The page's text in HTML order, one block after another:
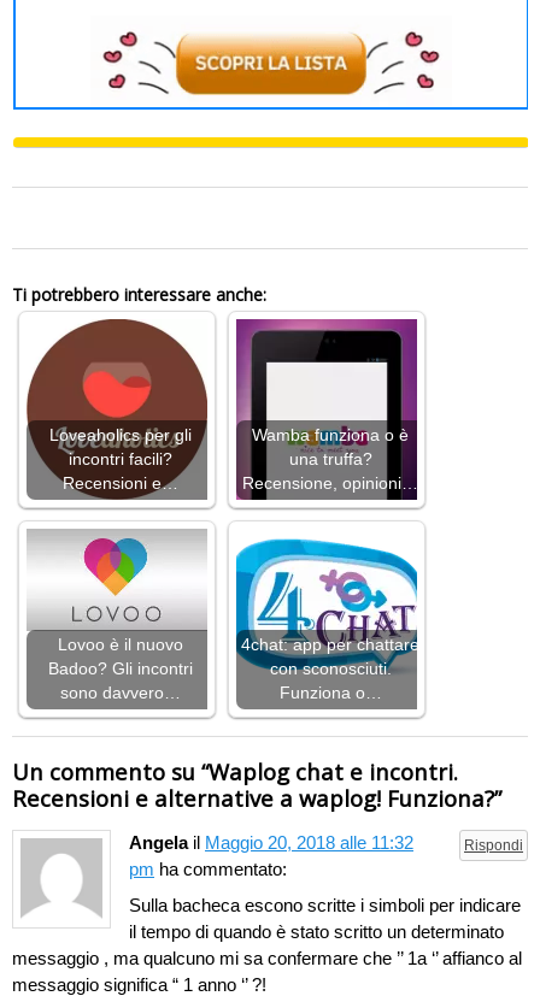
Ti potrebbero interessare anche:
Loveaholics per gli
incontri facili?
Recensioni e…
Wamba funziona o è
una truffa?
Recensione, opinioni…
Lovoo è il nuovo
Badoo? Gli incontri
sono davvero…
4chat: app per chattare
con sconosciuti.
Funziona o…
Un commento su “Waplog chat e incontri.
Recensioni e alternative a waplog! Funziona?”
Rispondi
Angelail Maggio 20, 2018 alle 11:32
pm ha commentato:
Sulla bacheca escono scritte i simboli per indicare
il tempo di quando è stato scritto un determinato
messaggio , ma qualcuno mi sa confermare che ’’ 1a ‘’ affianco al
messaggio significa “ 1 anno ‘’ ?!